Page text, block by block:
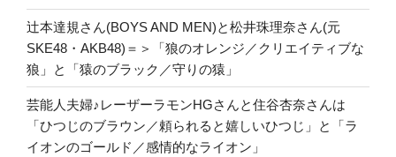
辻本達規さん(BOYS AND MEN)と松井珠理奈さん(元
SKE48・AKB48)＝＞「狼のオレンジ／クリエイティブな
狼」と「猿のブラック／守りの猿」
芸能人夫婦♪レーザーラモンHGさんと住谷杏奈さんは
「ひつじのブラウン／頼られると嬉しいひつじ」と「ラ
イオンのゴールド／感情的なライオン」